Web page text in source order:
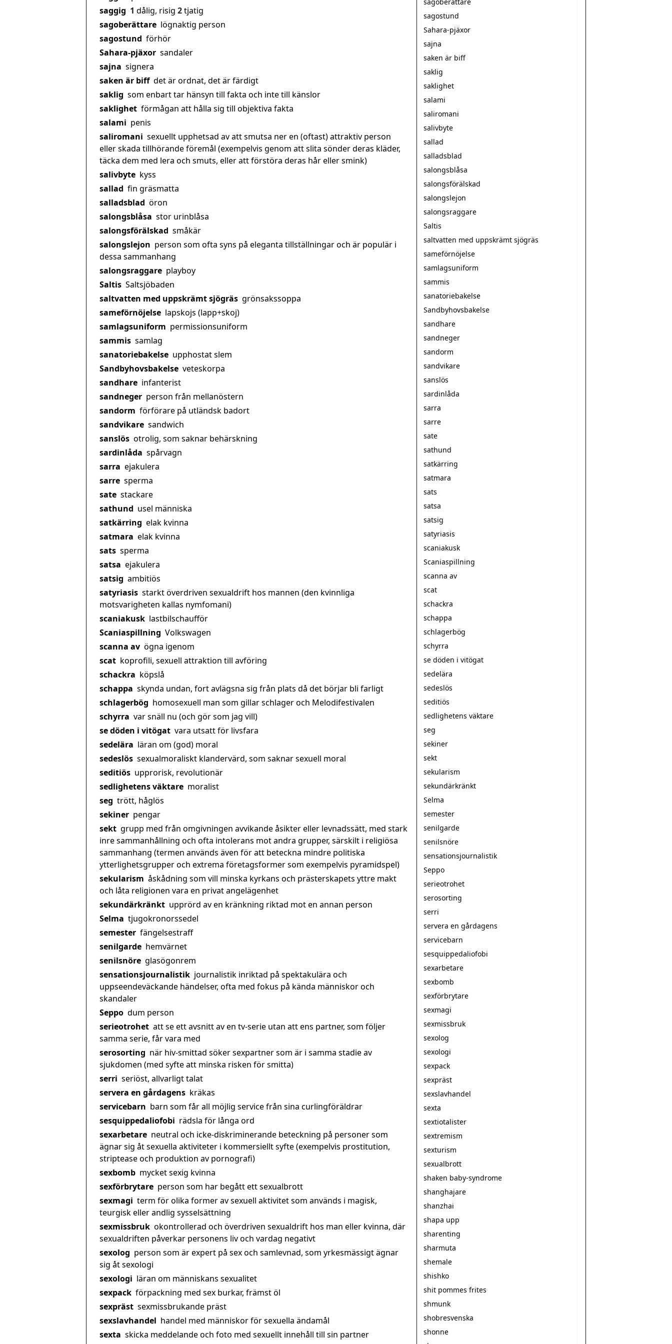
saggig 1 dålig, risig 2tjatig
sagoberättare lögnaktig person
sagostund förhör
Sahara-pjäxor sandaler
sajna signera
saken är biff det är ordnat, det är färdigt
saklig som enbart tar hänsyn till fakta och inte till känslor
saklighet förmågan att hålla sig till objektiva fakta
salami penis
saliromani sexuellt upphetsad av att smutsa ner en (oftast) attraktiv person
eller skada tillhörande föremål (exempelvis genom att slita sönder deras kläder,
täcka dem med lera och smuts, eller att förstöra deras hår eller smink)
salivbyte kyss
sallad fin gräsmatta
salladsblad öron
salongsblåsa stor urinblåsa
salongsförälskad småkär
salongslejon person som ofta syns på eleganta tillställningar och är populär i
dessa sammanhang
salongsraggare playboy
Saltis Saltsjöbaden
saltvatten med uppskrämt sjögräs grönsakssoppa
sameförnöjelse lapskojs (lapp+skoj)
samlagsuniform permissionsuniform
sammis samlag
sanatoriebakelse upphostat slem
Sandbyhovsbakelse veteskorpa
sandhare infanterist
sandneger person från mellanöstern
sandorm förförare på utländsk badort
sandvikare sandwich
sanslös otrolig, som saknar behärskning
sardinlåda spårvagn
sarra ejakulera
sarre sperma
sate stackare
sathund usel människa
satkärring elak kvinna
satmara elak kvinna
sats sperma
satsa ejakulera
satsig ambitiös
satyriasis starkt överdriven sexualdrift hos mannen (den kvinnliga
motsvarigheten kallas nymfomani)
scaniakusk lastbilschaufför
Scaniaspillning Volkswagen
scanna av ögna igenom
scat koprofili, sexuell attraktion till avföring
schackra köpslå
schappa skynda undan, fort avlägsna sig från plats då det börjar bli farligt
schlagerbög homosexuell man som gillar schlager och Melodifestivalen
schyrra var snäll nu (och gör som jag vill)
se döden i vitögat vara utsatt för livsfara
sedelära läran om (god) moral
sedeslös sexualmoraliskt klandervärd, som saknar sexuell moral
seditiös upprorisk, revolutionär
sedlighetens väktare moralist
seg trött, håglös
sekiner pengar
sekt grupp med från omgivningen avvikande åsikter eller levnadssätt, med stark
inre sammanhållning och ofta intolerans mot andra grupper, särskilt i religiösa
sammanhang (termen används även för att beteckna mindre politiska
ytterlighetsgrupper och extrema företagsformer som exempelvis pyramidspel)
sekularism åskådning som vill minska kyrkans och prästerskapets yttre makt
och låta religionen vara en privat angelägenhet
sekundärkränkt upprörd av en kränkning riktad mot en annan person
Selma tjugokronorssedel
semester fängelsestraff
senilgarde hemvärnet
senilsnöre glasögonrem
sensationsjournalistik journalistik inriktad på spektakulära och
uppseendeväckande händelser, ofta med fokus på kända människor och
skandaler
Seppo dum person
serieotrohet att se ett avsnitt av en tv-serie utan att ens partner, som följer
samma serie, får vara med
serosorting när hiv-smittad söker sexpartner som är i samma stadie av
sjukdomen (med syfte att minska risken för smitta)
serri seriöst, allvarligt talat
servera en gårdagens kräkas
servicebarn barn som får all möjlig service från sina curlingföräldrar
sesquippedaliofobi rädsla för långa ord
sexarbetare neutral och icke-diskriminerande beteckning på personer som
ägnar sig åt sexuella aktiviteter i kommersiellt syfte (exempelvis prostitution,
striptease och produktion av pornografi)
sexbomb mycket sexig kvinna
sexförbrytare person som har begått ett sexualbrott
sexmagi term för olika former av sexuell aktivitet som används i magisk,
teurgisk eller andlig sysselsättning
sexmissbruk okontrollerad och överdriven sexualdrift hos man eller kvinna, där
sexualdriften påverkar personens liv och vardag negativt
sexolog person som är expert på sex och samlevnad, som yrkesmässigt ägnar
sig åt sexologi
sexologi läran om människans sexualitet
sexpack förpackning med sex burkar, främst öl
sexpräst sexmissbrukande präst
sexslavhandel handel med människor för sexuella ändamål
sexta skicka meddelande och foto med sexuellt innehåll till sin partner
sagostund
Sahara-pjäxor
sajna
saken är biff
saklig
saklighet
salami
saliromani
salivbyte
sallad
salladsblad
salongsblåsa
salongsförälskad
salongslejon
salongsraggare
Saltis
saltvatten med uppskrämt sjögräs
sameförnöjelse
samlagsuniform
sammis
sanatoriebakelse
Sandbyhovsbakelse
sandhare
sandneger
sandorm
sandvikare
sanslös
sardinlåda
sarra
sarre
sate
sathund
satkärring
satmara
sats
satsa
satsig
satyriasis
scaniakusk
Scaniaspillning
scanna av
scat
schackra
schappa
schlagerbög
schyrra
se döden i vitögat
sedelära
sedeslös
seditiös
sedlighetens väktare
seg
sekiner
sekt
sekularism
sekundärkränkt
Selma
semester
senilgarde
senilsnöre
sensationsjournalistik
Seppo
serieotrohet
serosorting
serri
servera en gårdagens
servicebarn
sesquippedaliofobi
sexarbetare
sexbomb
sexförbrytare
sexmagi
sexmissbruk
sexolog
sexologi
sexpack
sexpräst
sexslavhandel
sexta
sextiotalister
sextremism
sexturism
sexualbrott
shaken baby-syndrome
shanghajare
shanzhai
shapa upp
sharenting
sharmuta
shemale
shishko
shit pommes frites
shmunk
shobresvenska
shonne